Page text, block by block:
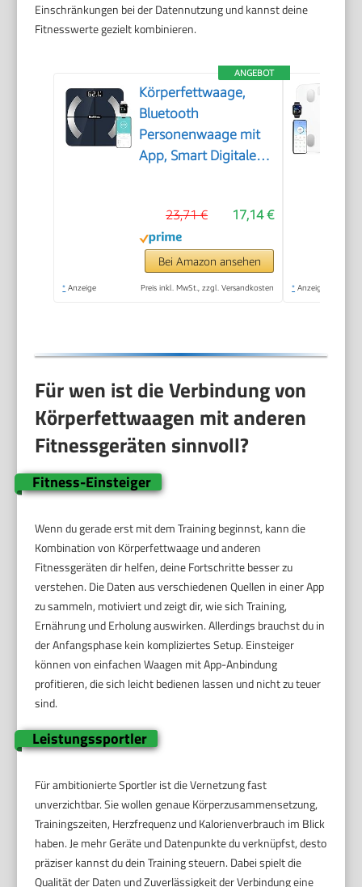
Einschränkungen bei der Datennutzung und kannst deine
Fitnesswerte gezielt kombinieren.
ANGEBOT
Körperfettwaage,
Bluetooth
Personenwaage mit
App, Smart Digitale
Muskelmasse, Wasser,
Protein,
Skelettmuskel,
Knochengewicht,
17,14 €
23,71 €
Bei Amazon ansehen
* Anzeige Preis inkl. MwSt., zzgl. Versandkosten * Anzeige
Für wen ist die Verbindung von
Körperfettwaagen mit anderen
Fitnessgeräten sinnvoll?
Fitness-Einsteiger
Wenn du gerade erst mit dem Training beginnst, kann die
Kombination von Körperfettwaage und anderen
Fitnessgeräten dir helfen, deine Fortschritte besser zu
verstehen. Die Daten aus verschiedenen Quellen in einer App
zu sammeln, motiviert und zeigt dir, wie sich Training,
Ernährung und Erholung auswirken. Allerdings brauchst du in
der Anfangsphase kein kompliziertes Setup. Einsteiger
können von einfachen Waagen mit App-Anbindung
profitieren, die sich leicht bedienen lassen und nicht zu teuer
sind.
Leistungssportler
Für ambitionierte Sportler ist die Vernetzung fast
unverzichtbar. Sie wollen genaue Körperzusammensetzung,
Trainingszeiten, Herzfrequenz und Kalorienverbrauch im Blick
haben. Je mehr Geräte und Datenpunkte du verknüpfst, desto
präziser kannst du dein Training steuern. Dabei spielt die
Qualität der Daten und Zuverlässigkeit der Verbindung eine